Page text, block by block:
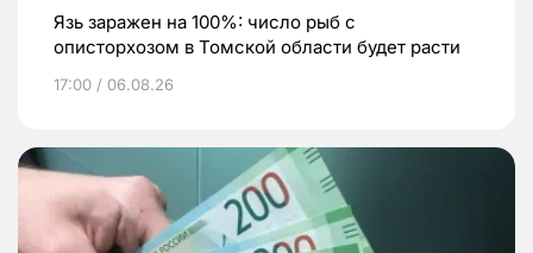
Язь заражен на 100%: число рыб с
описторхозом в Томской области будет расти
17:00 / 06.08.26